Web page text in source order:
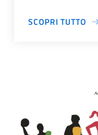
SCOPRI TUTTO